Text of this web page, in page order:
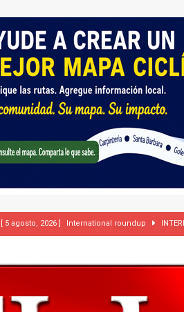
[ 5 agosto, 2026 ] Central Coast roundup
extranjeros” INMIGRACIÓN
Colombia apaga el ‘efecto Vini’.